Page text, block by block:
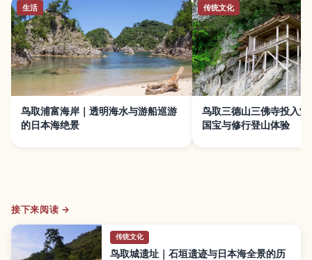
生活
鸟取浦富海岸｜透明海水与游船巡游
的日本海绝景
传统文化
鸟取三德山三佛寺投入堂
国宝与修行登山体验
接下来阅读 →
传统文化
鸟取城遗址｜石垣遗迹与日本海全景的历